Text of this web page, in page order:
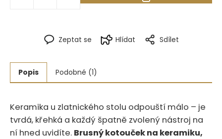
Zeptat se Hlídat Sdílet
Popis Podobné (1)
Keramika u zlatnického stolu odpouští málo – je
tvrdá, křehká a každý špatně zvolený nástroj na
ní hned uvidíte.‍​‍​​‌‌‌​‌‌‌​‌​‌​​‌‌‌‌‌‌‌‌​‌​‌‌​‌​‌ Brusný kotouček na keramiku,